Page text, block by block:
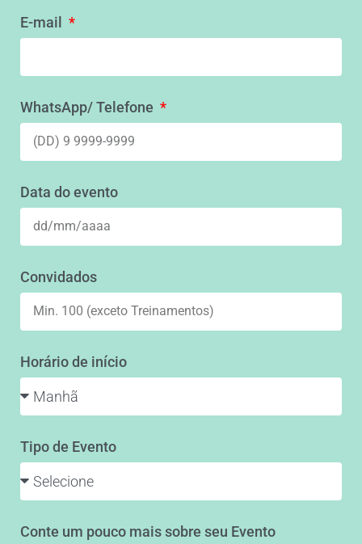
E-mail
WhatsApp/ Telefone
Data do evento
Convidados
Horário de início
Tipo de Evento
Conte um pouco mais sobre seu Evento